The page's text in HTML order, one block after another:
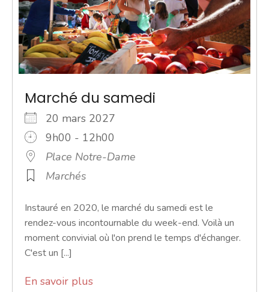
Marché du samedi
20 mars 2027
9h00 - 12h00
Place Notre-Dame
Marchés
Instauré en 2020, le marché du samedi est le
rendez-vous incontournable du week-end. Voilà un
moment convivial où l'on prend le temps d'échanger.
C'est un [...]
En savoir plus